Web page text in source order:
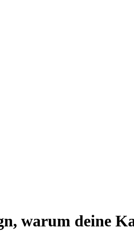
warum deine